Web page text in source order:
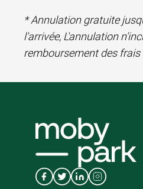
* Annulation gratuite
l'arrivée, L'annulation
remboursement des frais